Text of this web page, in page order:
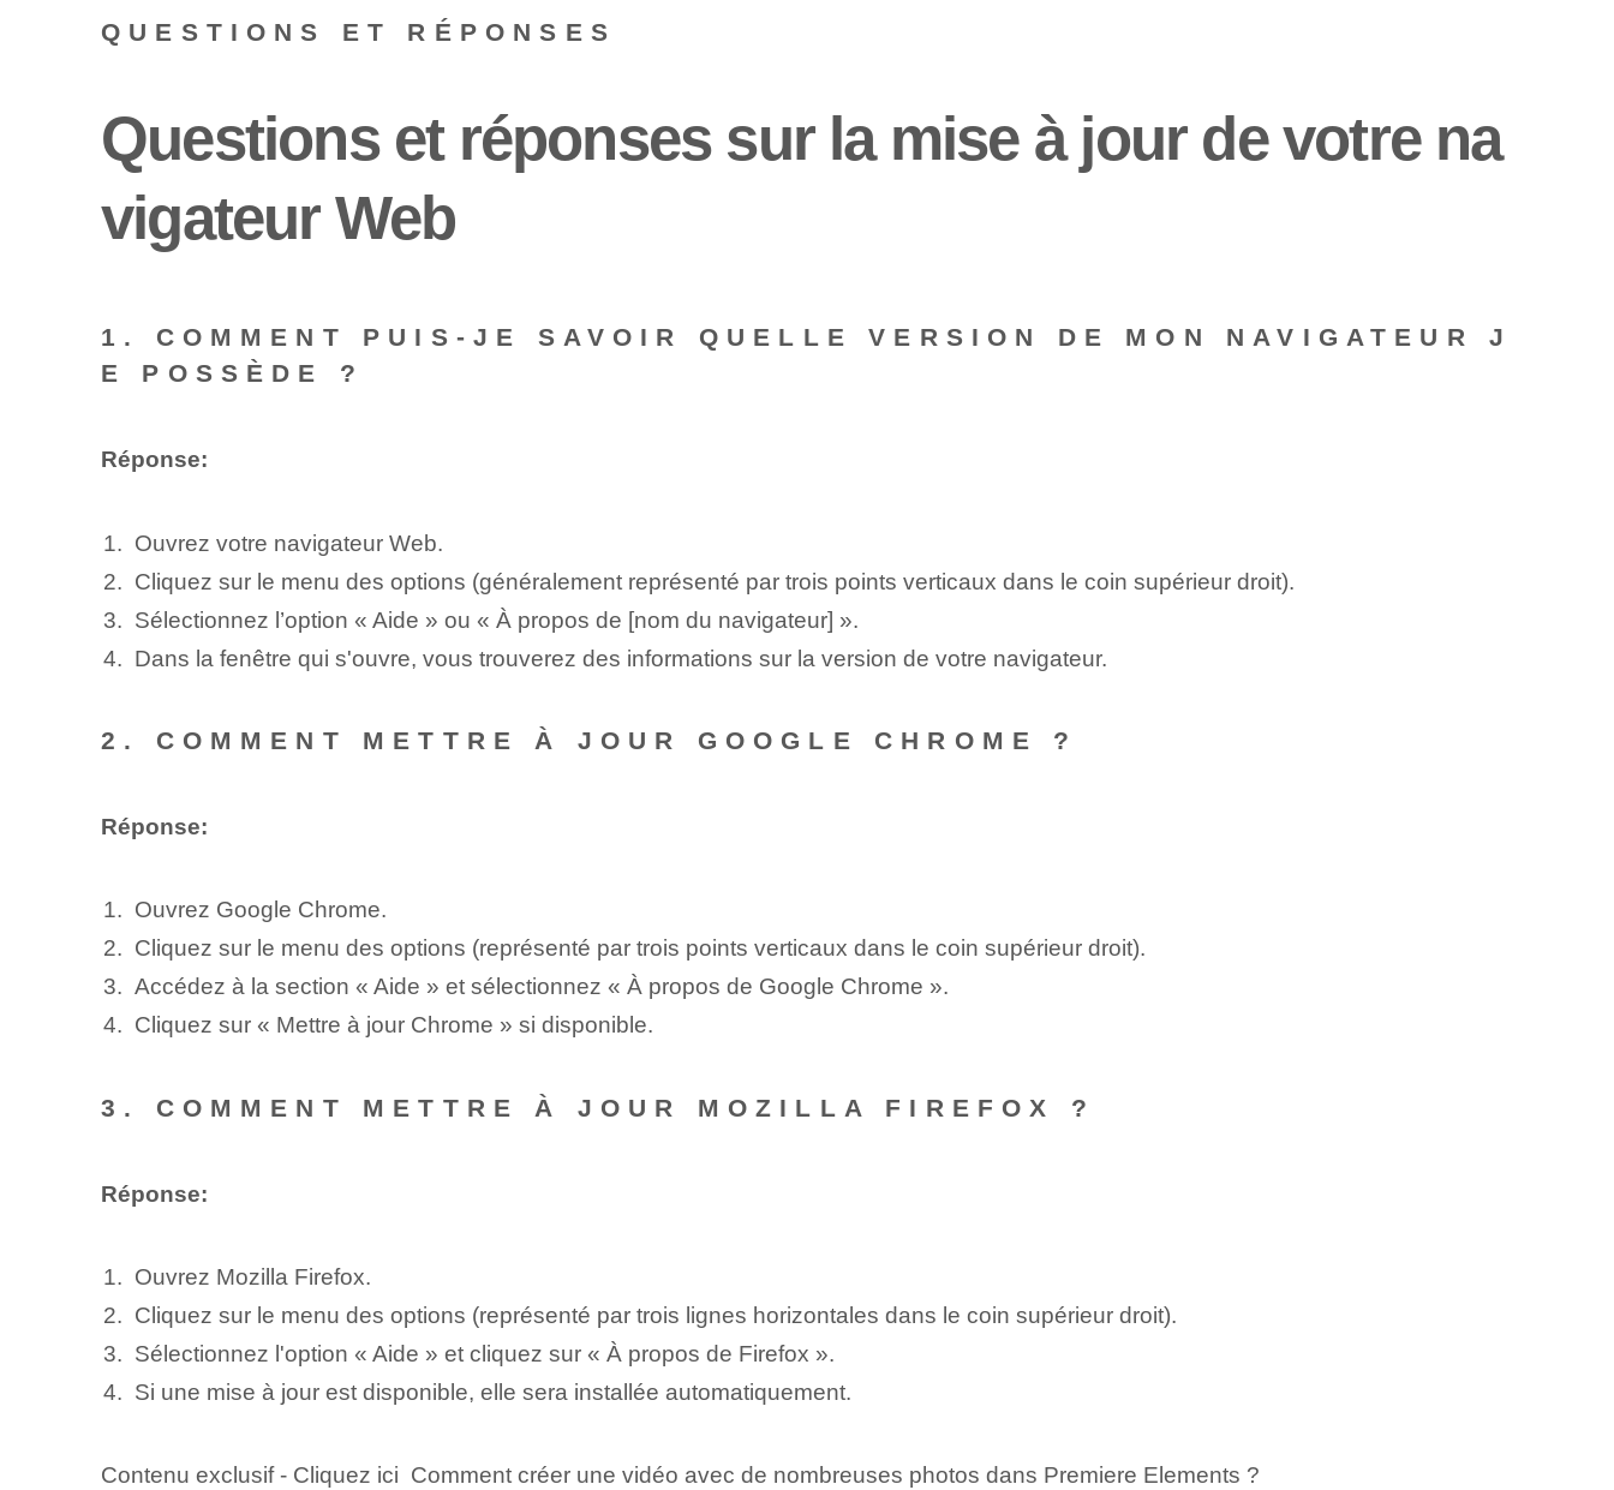
QUESTIONS ET RÉPONSES
Questions et réponses sur la mise à jour de votre na
vigateur Web
1. COMMENT PUIS-JE SAVOIR QUELLE VERSION DE MON NAVIGATEUR J
E POSSÈDE ?
Réponse:
Ouvrez votre navigateur Web.
Cliquez sur le menu des options (généralement représenté par trois points verticaux dans le coin supérieur droit).
Sélectionnez l’option « Aide » ou « À propos de [nom du navigateur] ».
Dans la fenêtre qui s'ouvre, vous trouverez des informations sur la version de votre navigateur.
2. COMMENT METTRE À JOUR GOOGLE CHROME ?
Réponse:
Ouvrez Google Chrome.
Cliquez sur le menu des options (représenté par trois points verticaux dans le coin supérieur droit).
Accédez à la section « Aide » et sélectionnez « À propos de Google Chrome ».
Cliquez sur « Mettre à jour Chrome » si disponible.
3. COMMENT METTRE À JOUR MOZILLA FIREFOX ?
Réponse:
Ouvrez Mozilla Firefox.
Cliquez sur le menu des options (représenté par trois lignes horizontales dans le coin supérieur droit).
Sélectionnez l'option « Aide » et cliquez sur « À propos de Firefox ».
Si une mise à jour est disponible, elle sera installée automatiquement.
Contenu exclusif - Cliquez ici Comment créer une vidéo avec de nombreuses photos dans Premiere Elements ?